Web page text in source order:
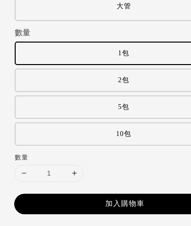
大管
數量
1包
2包
5包
10包
數量
加入購物車